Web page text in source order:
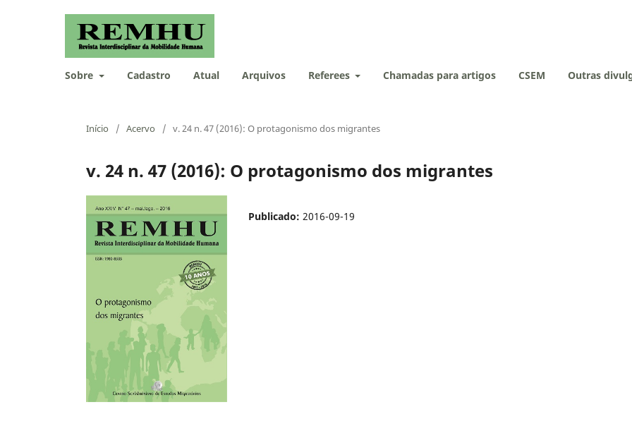
Sobre Cadastro Atual Arquivos Referees Chamadas para artigos CSEM Outras
Início / Acervo / v. 24 n. 47 (2016): O protagonismo dos migrantes
v. 24 n. 47 (2016): O protagonismo dos migrantes
Publicado: 2016-09-19